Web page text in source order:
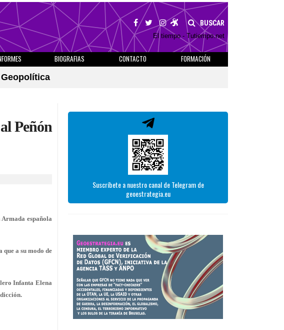
BUSCAR
El tiempo - Tutiempo.net
BIOGRAFIAS CONTACTO
FORMACIÓN
Peñón
española
a su modo de
Infanta Elena
Suscríbete a nuestro canal de Telegram de
geoestrategia.eu